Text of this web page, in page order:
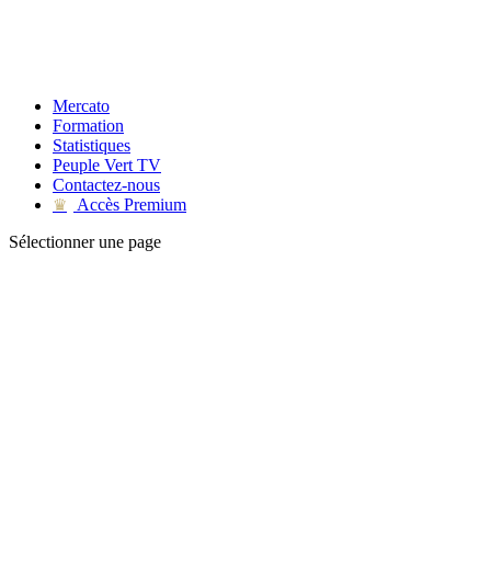
Mercato
Formation
Statistiques
Peuple Vert TV
Contactez-nous
♛
Accès Premium
Sélectionner une page